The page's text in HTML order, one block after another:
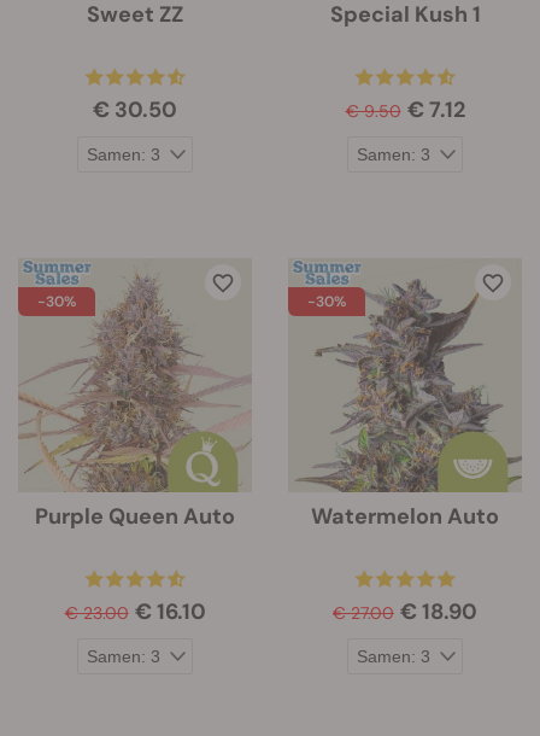
Sweet ZZ
€ 30.50
Special Kush 1
€ 9.50 € 7.12
-30%
Purple Queen Auto
€ 23.00 € 16.10
-30%
Watermelon Auto
€ 27.00 € 18.90